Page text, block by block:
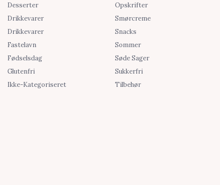
Desserter
Drikkevarer
Drikkevarer
Fastelavn
Fødselsdag
Glutenfri
Ikke-Kategoriseret
Opskrifter
Smørcreme
Snacks
Sommer
Søde Sager
Sukkerfri
Tilbehør